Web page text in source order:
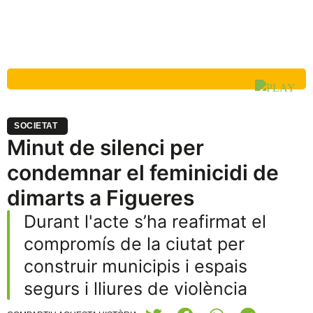
SOCIETAT
Minut de silenci per
condemnar el feminicidi de
dimarts a Figueres
Durant l'acte s’ha reafirmat el
compromís de la ciutat per
construir municipis i espais
segurs i lliures de violència